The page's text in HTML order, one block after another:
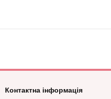
Контактна інформація